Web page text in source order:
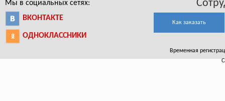
Мы в социальных сетях:
ВКОНТАКТЕ
ОДНОКЛАССНИКИ
Как заказать
Временная